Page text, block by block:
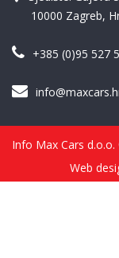
10000 Zagreb,
+385 (0)95 527
Info Max Cars
Web